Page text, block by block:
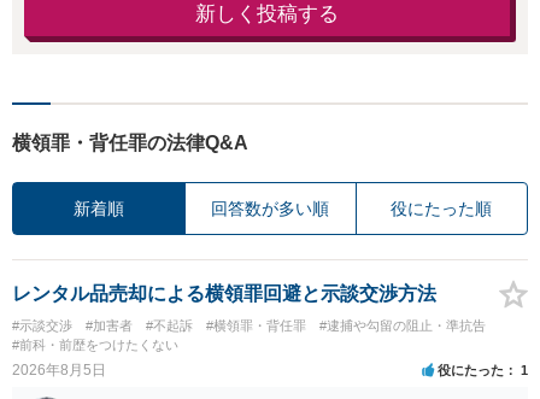
新しく投稿する
横領罪・背任罪の法律Q&A
新着順 回答数が多い順 役にたった順
レンタル品売却による横領罪回避と示談交渉方法
#示談交渉 #加害者 #不起訴 #横領罪・背任罪
#逮捕や勾留の阻止・準抗告
#前科・前歴をつけたくない
2026年8月5日 役にたった 1